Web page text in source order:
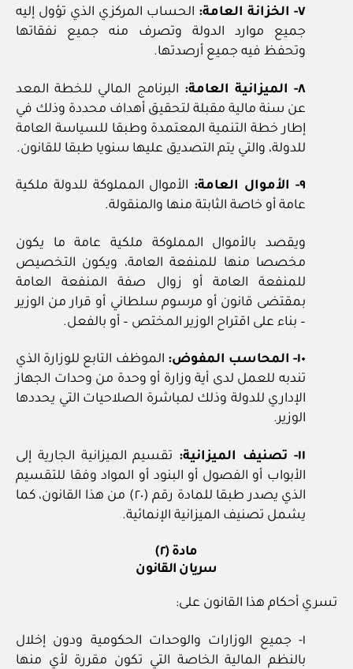
٧- الخزانة العامة:
الحساب المركزي الذي تؤول إليه
جميع موارد الدولة وتصرف منه جميع نفقاتها
وتحفظ فيه جميع أرصدتها.
٨- الميزانية العامة:
البرنامج المالي للخطة المعد
عن سنة مالية مقبلة لتحقيق أهداف محددة وذلك في
إطار خطة التنمية المعتمدة وطبقا للسياسة العامة
للدولة، والتي يتم التصديق عليها سنويا طبقا للقانون.
٩- الأموال العامة:
الأموال المملوكة للدولة ملكية
عامة أو خاصة الثابتة منها والمنقولة.
ويقصد بالأموال المملوكة ملكية عامة ما يكون
مخصصا منها للمنفعة العامة، ويكون التخصيص
للمنفعة العامة أو زوال صفة المنفعة العامة
بمقتضى قانون أو مرسوم سلطاني أو قرار من الوزير
– بناء على اقتراح الوزير المختص – أو بالفعل.
١٠- المحاسب المفوض:
الموظف التابع للوزارة الذي
تندبه للعمل لدى أية وزارة أو وحدة من وحدات الجهاز
الإداري للدولة وذلك لمباشرة الصلاحيات التي يحددها
الوزير.
١١- تصنيف الميزانية:
تقسيم الميزانية الجارية إلى
الأبواب أو الفصول أو البنود أو المواد وفقا للتقسيم
الذي يصدر طبقا للمادة رقم (٢٠) من هذا القانون، كما
يشمل تصنيف الميزانية الإنمائية.
مادة (٢)
سريان القانون
تسري أحكام هذا القانون على:
١- جميع الوزارات والوحدات الحكومية ودون إخلال
بالنظم المالية الخاصة التي تكون مقررة لأي منها